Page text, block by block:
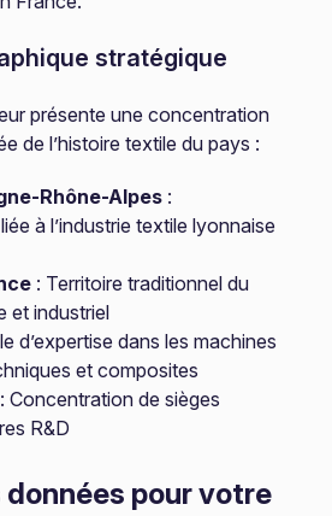
stratégique
présente une concentration
de l’histoire textile du pays :
Rhône-Alpes :
à l’industrie textile lyonnaise
: Territoire traditionnel du
et industriel
d’expertise dans les machines
et composites
: Concentration de sièges
R&D
données pour votre